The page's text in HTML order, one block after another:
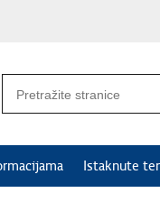
Istaknute